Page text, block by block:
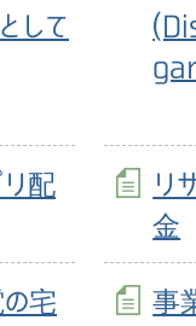
して
配
リ
金
宅
事